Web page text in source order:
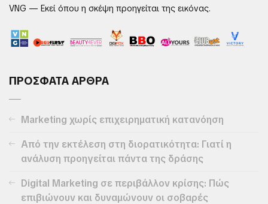
VNG — Εκεί όπου η σκέψη προηγείται της εικόνας.
ΠΡΟΣΦΑΤΑ ΑΡΘΡΑ
Marketing χωρίς επιχειρηματική κατανόηση
Από την εκτέλεση στη διορατικότητα: Γιατί η
ανάλυση προηγείται πάντα της δράσης
Digital Marketing σε περιβάλλον κρίσης: Πώς
επιβιώνουν και δυναμώνουν οι σοβαρές